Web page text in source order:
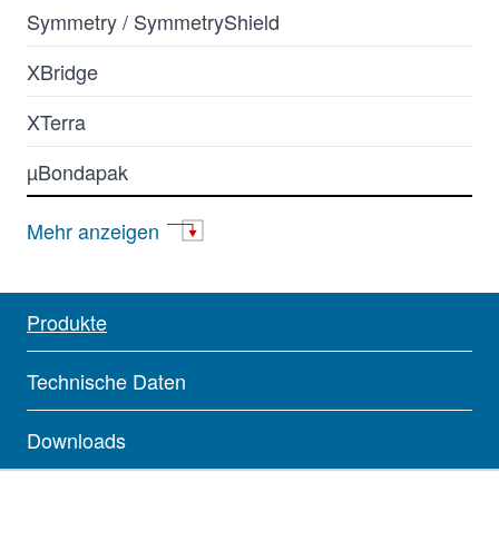
Symmetry / SymmetryShield
XBridge
XTerra
µBondapak
Atlantis
BioSuite
Cortecs
GTxResolve
Mehr anzeigen
Produkte
Technische Daten
Downloads